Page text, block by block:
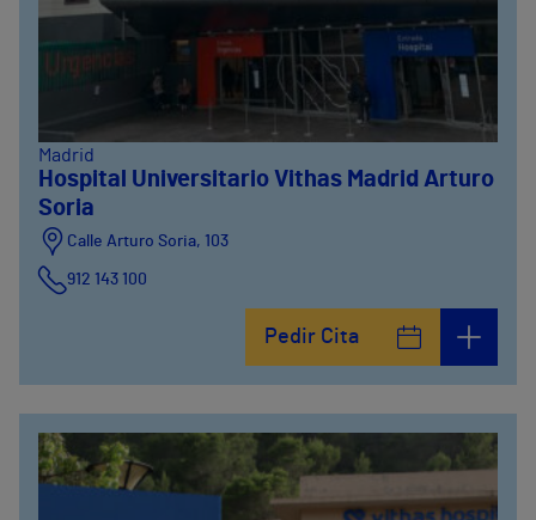
Madrid
Hospital Universitario Vithas Madrid Arturo
Soria
Calle Arturo Soria, 103
912 143 100
912 143 100
Pedir Cita